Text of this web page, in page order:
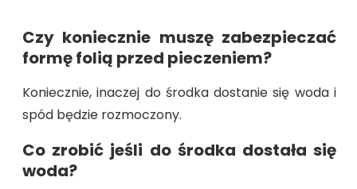
Czy koniecznie muszę zabezpieczać
formę folią przed pieczeniem?
Koniecznie, inaczej do środka dostanie się woda i
spód będzie rozmoczony.
Co zrobić jeśli do środka dostała się
woda?